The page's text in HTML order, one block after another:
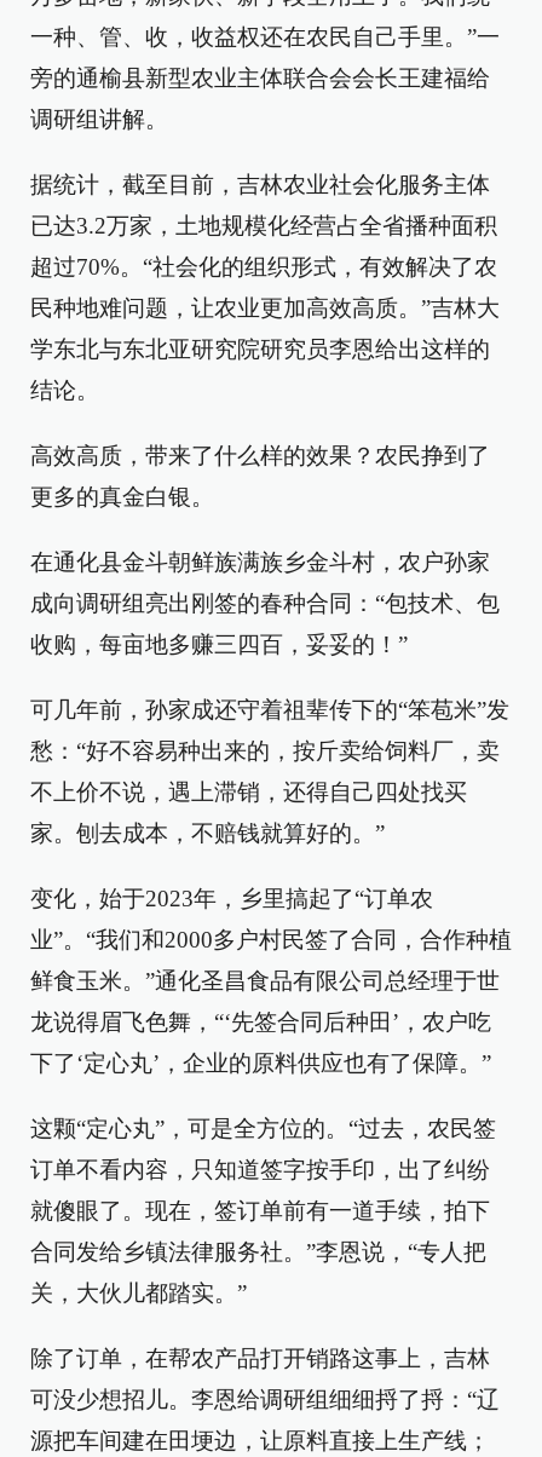
一种、管、收，收益权还在农民自己手里。”一
旁的通榆县新型农业主体联合会会长王建福给
调研组讲解。
据统计，截至目前，吉林农业社会化服务主体
已达3.2万家，土地规模化经营占全省播种面积
超过70%。“社会化的组织形式，有效解决了农
民种地难问题，让农业更加高效高质。”吉林大
学东北与东北亚研究院研究员李恩给出这样的
结论。
高效高质，带来了什么样的效果？农民挣到了
更多的真金白银。
在通化县金斗朝鲜族满族乡金斗村，农户孙家
成向调研组亮出刚签的春种合同：“包技术、包
收购，每亩地多赚三四百，妥妥的！”
可几年前，孙家成还守着祖辈传下的“笨苞米”发
愁：“好不容易种出来的，按斤卖给饲料厂，卖
不上价不说，遇上滞销，还得自己四处找买
家。刨去成本，不赔钱就算好的。”
变化，始于2023年，乡里搞起了“订单农
业”。“我们和2000多户村民签了合同，合作种植
鲜食玉米。”通化圣昌食品有限公司总经理于世
龙说得眉飞色舞，“‘先签合同后种田’，农户吃
下了‘定心丸’，企业的原料供应也有了保障。”
这颗“定心丸”，可是全方位的。“过去，农民签
订单不看内容，只知道签字按手印，出了纠纷
就傻眼了。现在，签订单前有一道手续，拍下
合同发给乡镇法律服务社。”李恩说，“专人把
关，大伙儿都踏实。”
除了订单，在帮农产品打开销路这事上，吉林
可没少想招儿。李恩给调研组细细捋了捋：“辽
源把车间建在田埂边，让原料直接上生产线；